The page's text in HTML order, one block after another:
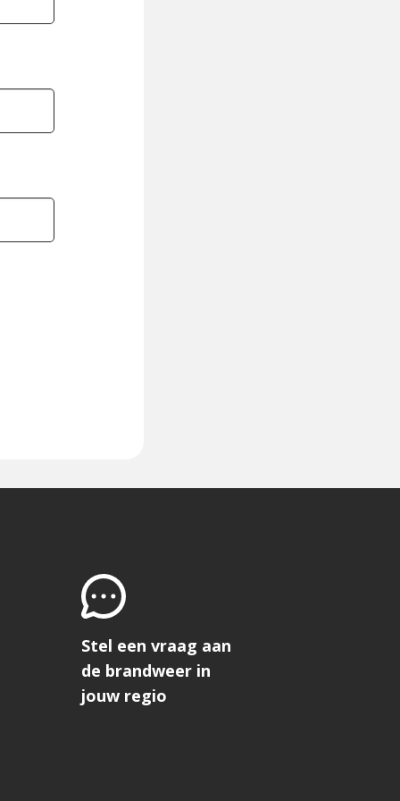
Stel een vraag aan
de brandweer in
jouw regio